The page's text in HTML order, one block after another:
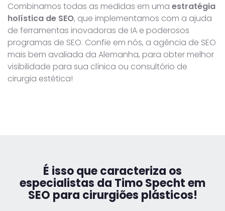
Combinamos todas as medidas em uma estratégia
holística de SEO, que implementamos com a ajuda
de ferramentas inovadoras de IA e poderosos
programas de SEO. Confie em nós, a agência de SEO
mais bem avaliada da Alemanha, para obter melhor
visibilidade para sua clínica ou consultório de
cirurgia estética!
É isso que caracteriza os
especialistas da Timo Spechtem
SEO para cirurgiões plásticos!